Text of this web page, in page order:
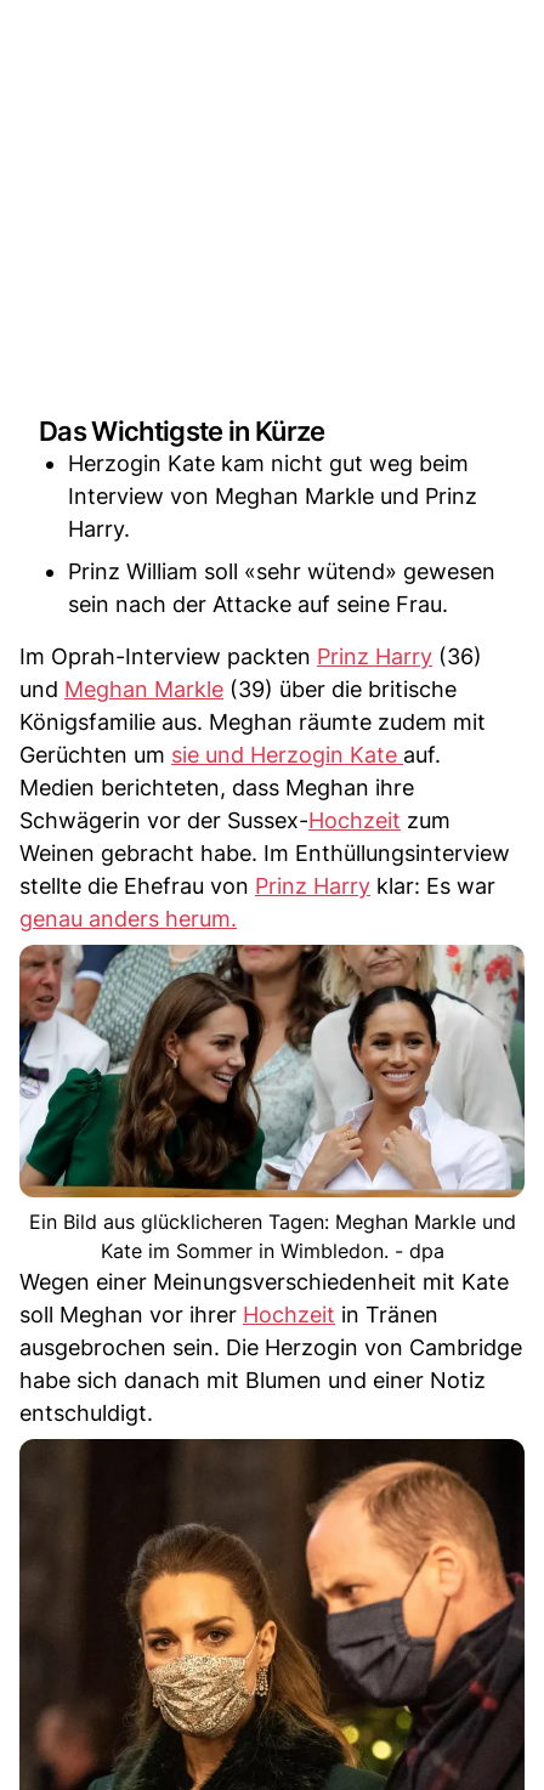
Das Wichtigste in Kürze
Herzogin Kate kam nicht gut weg beim
Interview von Meghan Markle und Prinz
Harry.
Prinz William soll «sehr wütend» gewesen
sein nach der Attacke auf seine Frau.
Im Oprah-Interview packten Prinz Harry (36)
und Meghan Markle (39) über die britische
Königsfamilie aus. Meghan räumte zudem mit
Gerüchten um sie und Herzogin Kate auf.
Medien berichteten, dass Meghan ihre
Schwägerin vor der Sussex-Hochzeit zum
Weinen gebracht habe. Im Enthüllungsinterview
stellte die Ehefrau von Prinz Harry klar: Es war
genau anders herum.
Ein Bild aus glücklicheren Tagen: Meghan Markle und
Kate im Sommer in Wimbledon. - dpa
Wegen einer Meinungsverschiedenheit mit Kate
soll Meghan vor ihrer Hochzeit in Tränen
ausgebrochen sein. Die Herzogin von Cambridge
habe sich danach mit Blumen und einer Notiz
entschuldigt.